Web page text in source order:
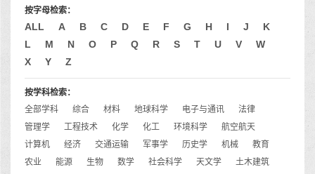
按字母检索：
ALL A B C D E F G H I J
K
L
M N O P Q R S T U V
W
X
Y Z
按学科检索：
全部学科
综合 材料 地球科学 电子与通讯
法律
管理学
工程技术 化学 化工 环境科学
航空航天
计算机
经济 交通运输 军事学 历史学 机械
教育
农业
能源 生物 数学 社会科学 天文学
土木建筑